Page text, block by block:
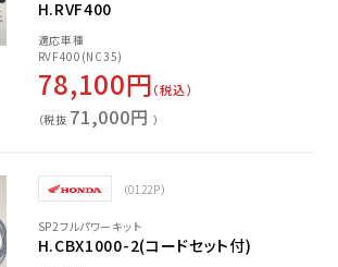
H.RVF400
適応車種
RVF400(NC35)
78,100円（税込）
（税抜 71,000円 ）
（0122P）
SP2フルパワーキット
H.CBX1000-2(コードセット付)